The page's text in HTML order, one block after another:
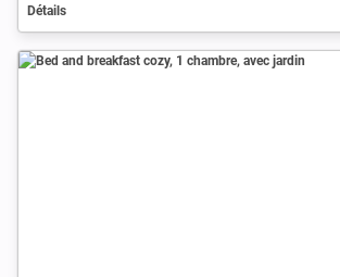
Détails